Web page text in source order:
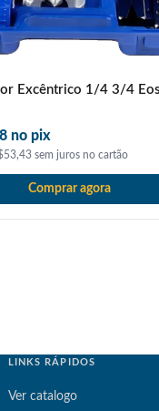
Excêntrico 1/4 3/4 Eos
no pix
sem juros no cartão
Comprar agora
LINKS RÁPIDOS
Ver catalogo